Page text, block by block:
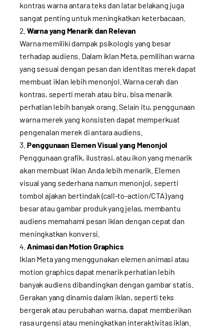
kontras warna antara teks dan latar belakang juga
sangat penting untuk meningkatkan keterbacaan.
Warna yang Menarik dan Relevan
Warna memiliki dampak psikologis yang besar
terhadap audiens. Dalam iklan Meta, pemilihan warna
yang sesuai dengan pesan dan identitas merek dapat
membuat iklan lebih menonjol. Warna cerah dan
kontras, seperti merah atau biru, bisa menarik
perhatian lebih banyak orang. Selain itu, penggunaan
warna merek yang konsisten dapat memperkuat
pengenalan merek di antara audiens.
Penggunaan Elemen Visual yang Menonjol
Penggunaan grafik, ilustrasi, atau ikon yang menarik
akan membuat iklan Anda lebih menarik. Elemen
visual yang sederhana namun menonjol, seperti
tombol ajakan bertindak (call-to-action/CTA) yang
besar atau gambar produk yang jelas, membantu
audiens memahami pesan iklan dengan cepat dan
meningkatkan konversi.
Animasi dan Motion Graphics
Iklan Meta yang menggunakan elemen animasi atau
motion graphics dapat menarik perhatian lebih
banyak audiens dibandingkan dengan gambar statis.
Gerakan yang dinamis dalam iklan, seperti teks
bergerak atau perubahan warna, dapat memberikan
rasa urgensi atau meningkatkan interaktivitas iklan.